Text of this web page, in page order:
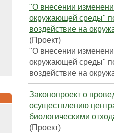
"О внесении
окружающей среды"
воздействие на
(Проект)
"О внесении
окружающей среды"
воздействие на
Законопроект о
осуществлению
биологическими
(Проект)